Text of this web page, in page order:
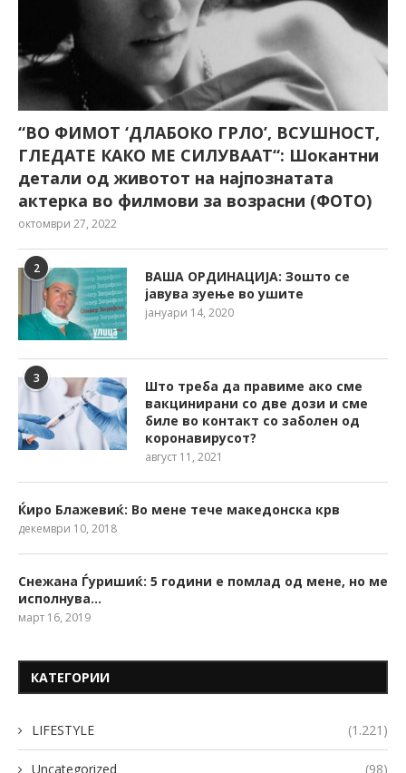
“ВО ФИМОТ ‘ДЛАБОКО ГРЛО’, ВСУШНОСТ,
ГЛЕДАТЕ КАКО МЕ СИЛУВААТ“: Шокантни
детали од животот на најпознатата
актерка во филмови за возрасни (ФОТО)
октомври 27, 2022
2
ВАША ОРДИНАЦИЈА: Зошто се
јавува зуење во ушите
јануари 14, 2020
3
Што треба да правиме ако сме
вакцинирани со две дози и сме
биле во контакт со заболен од
коронавирусот?
август 11, 2021
Ќиро Блажевиќ: Во мене тече македонска крв
декември 10, 2018
Снежана Ѓуришиќ: 5 години е помлад од мене, но ме
исполнува…
март 16, 2019
КАТЕГОРИИ
LIFESTYLE (1.221)
Uncategorized (98)